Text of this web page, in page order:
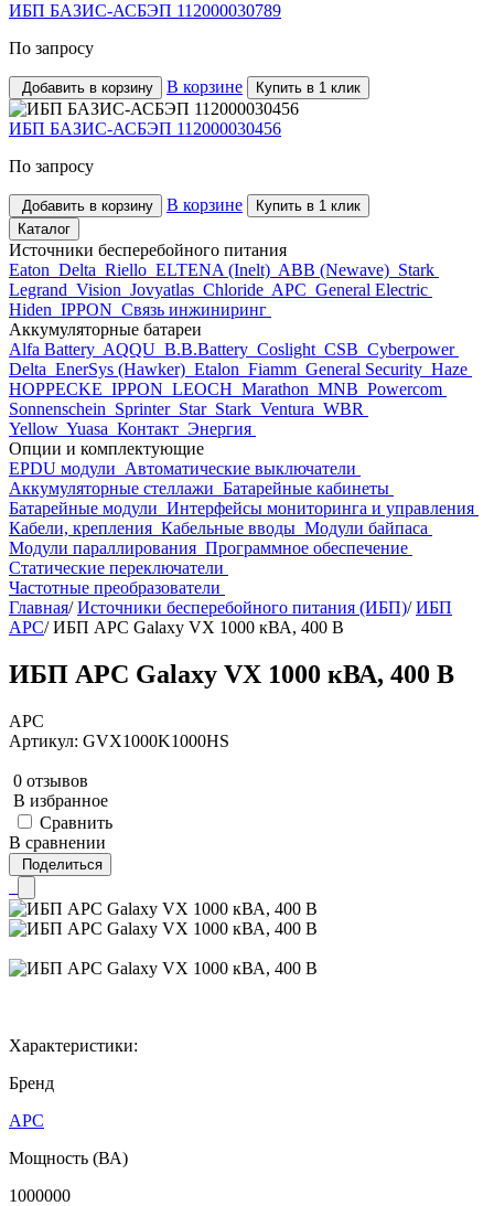
ИБП БАЗИС-АСБЭП 112000030789
По запросу
Добавить в корзину В корзине Купить в 1 клик
ИБП БАЗИС-АСБЭП 112000030456
По запросу
Добавить в корзину В корзине
Купить в 1 клик
Каталог
Источники бесперебойного питания
Eaton Delta Riello ELTENA (Inelt) ABB (Newave) Stark
Legrand Vision Jovyatlas Chloride APC General Electric
Hiden IPPON Связь инжиниринг
Аккумуляторные батареи
Alfa Battery AQQU B.B.Battery Coslight CSB Cyberpower
Delta EnerSys (Hawker) Etalon Fiamm General Security Haze
HOPPECKE IPPON LEOCH Marathon MNB Powercom
Sonnenschein Sprinter Star Stark Ventura WBR
Yellow Yuasa Контакт Энергия
Опции и комплектующие
EPDU модули Автоматические выключатели
Аккумуляторные стеллажи Батарейные кабинеты
Батарейные модули Интерфейсы мониторинга и управления
Кабели, крепления Кабельные вводы Модули байпаса
Модули параллирования Программное обеспечение
Статические переключатели
Частотные преобразователи
Главная/ Источники бесперебойного питания (ИБП)/ ИБП
APC/ ИБП APC Galaxy VX 1000 кВА, 400 В
ИБП APC Galaxy VX 1000 кВА, 400 В
APC
Артикул: GVX1000K1000HS
0 отзывов
В избранное
Сравнить
В сравнении
Поделиться
Характеристики:
Бренд
APC
Мощность (ВА)
1000000